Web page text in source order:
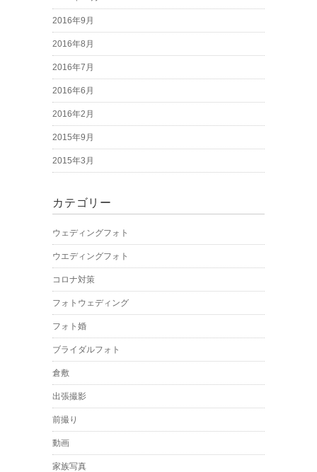
2016年9月
2016年8月
2016年7月
2016年6月
2016年2月
2015年9月
2015年3月
カテゴリー
ウェディングフォト
ウエディングフォト
コロナ対策
フォトウェディング
フォト婚
ブライダルフォト
倉敷
出張撮影
前撮り
動画
家族写真